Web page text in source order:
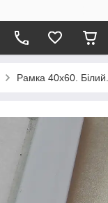
Рамка 40х60.